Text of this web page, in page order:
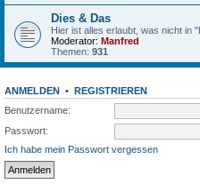
Dies & Das
Hier ist alles erlaubt, was nicht in
Moderator: Manfred
Themen: 931
ANMELDEN • REGISTRIEREN
Benutzername:
Passwort:
Ich habe mein Passwort vergessen